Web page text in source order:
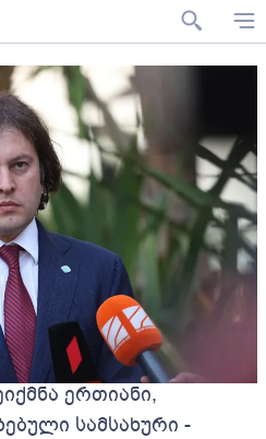
ერთიანი,
სამსახური -